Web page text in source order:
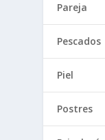
Pareja
Pescados
Piel
Postres